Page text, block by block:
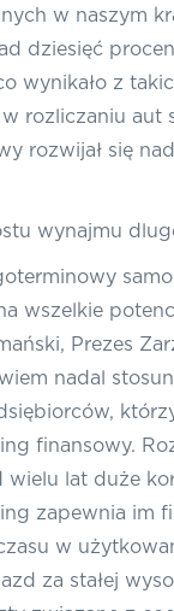
w naszym
dziesięć
wynikało z
rozliczaniu aut
rozwijał się
wszelkie
Prezes
nadal
finansowy.
wielu lat duże
zapewnia im
w
za stałej